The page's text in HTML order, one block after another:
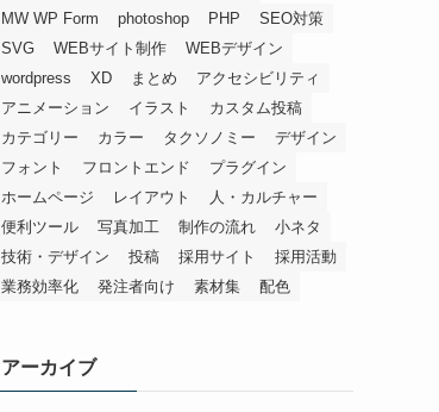
MW WP Form
photoshop PHP
SEO対策
SVG
WEBサイト制作
WEBデザイン
wordpress
XD まとめ
アクセシビリティ
アニメーション
イラスト
カスタム投稿
カテゴリー
カラー タクソノミー
デザイン
フォント
フロントエンド
プラグイン
ホームページ
レイアウト
人・カルチャー
便利ツール
写真加工 制作の流れ
小ネタ
技術・デザイン
投稿 採用サイト
採用活動
業務効率化
発注者向け 素材集 配色
アーカイブ